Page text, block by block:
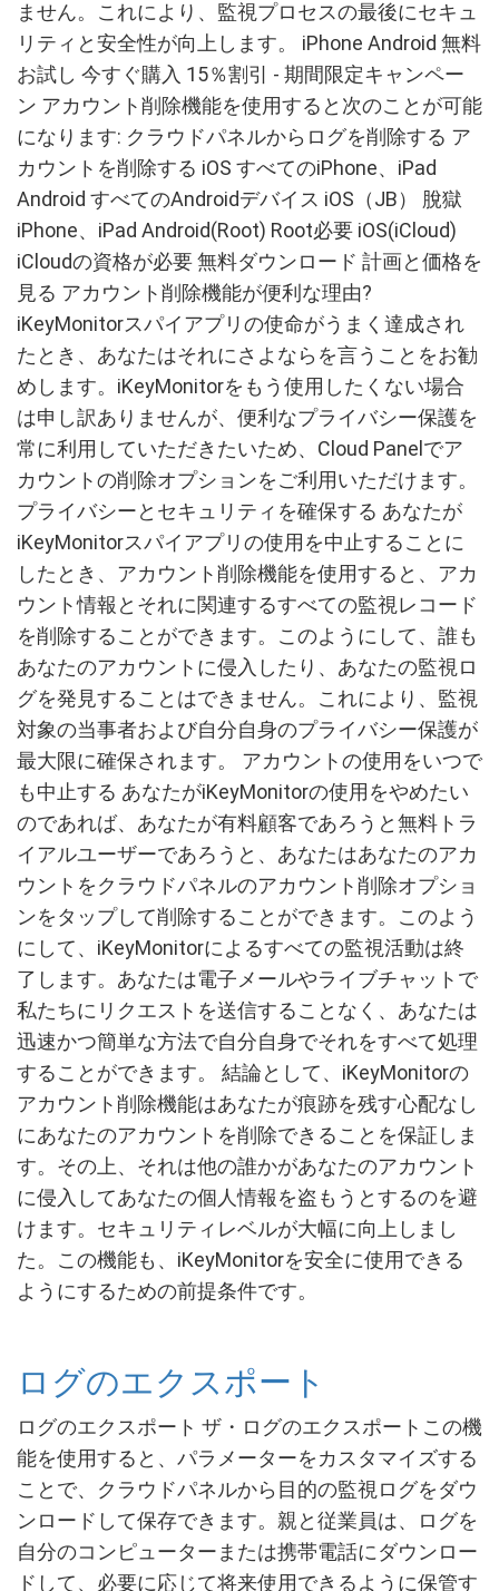
ません。これにより、監視プロセスの最後にセキュ
リティと安全性が向上します。 iPhone Android 無料
お試し 今すぐ購入 15％割引 - 期間限定キャンペー
ン アカウント削除機能を使用すると次のことが可能
になります: クラウドパネルからログを削除する ア
カウントを削除する iOS すべてのiPhone、iPad
Android すべてのAndroidデバイス iOS（JB） 脫獄
iPhone、iPad Android(Root) Root必要 iOS(iCloud)
iCloudの資格が必要 無料ダウンロード 計画と価格を
見る アカウント削除機能が便利な理由?
iKeyMonitorスパイアプリの使命がうまく達成され
たとき、あなたはそれにさよならを言うことをお勧
めします。iKeyMonitorをもう使用したくない場合
は申し訳ありませんが、便利なプライバシー保護を
常に利用していただきたいため、Cloud Panelでア
カウントの削除オプションをご利用いただけます。
プライバシーとセキュリティを確保する あなたが
iKeyMonitorスパイアプリの使用を中止することに
したとき、アカウント削除機能を使用すると、アカ
ウント情報とそれに関連するすべての監視レコード
を削除することができます。このようにして、誰も
あなたのアカウントに侵入したり、あなたの監視ロ
グを発見することはできません。これにより、監視
対象の当事者および自分自身のプライバシー保護が
最大限に確保されます。 アカウントの使用をいつで
も中止する あなたがiKeyMonitorの使用をやめたい
のであれば、あなたが有料顧客であろうと無料トラ
イアルユーザーであろうと、あなたはあなたのアカ
ウントをクラウドパネルのアカウント削除オプショ
ンをタップして削除することができます。このよう
にして、iKeyMonitorによるすべての監視活動は終
了します。あなたは電子メールやライブチャットで
私たちにリクエストを送信することなく、あなたは
迅速かつ簡単な方法で自分自身でそれをすべて処理
することができます。 結論として、iKeyMonitorの
アカウント削除機能はあなたが痕跡を残す心配なし
にあなたのアカウントを削除できることを保証しま
す。その上、それは他の誰かがあなたのアカウント
に侵入してあなたの個人情報を盗もうとするのを避
けます。セキュリティレベルが大幅に向上しまし
た。この機能も、iKeyMonitorを安全に使用できる
ようにするための前提条件です。
ログのエクスポート
ログのエクスポート ザ・ログのエクスポートこの機
能を使用すると、パラメーターをカスタマイズする
ことで、クラウドパネルから目的の監視ログをダウ
ンロードして保存できます。親と従業員は、ログを
自分のコンピューターまたは携帯電話にダウンロー
ドして、必要に応じて将来使用できるように保管す